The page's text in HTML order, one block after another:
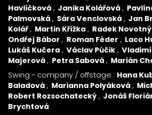
Havlíčková
Janika Kolářová
Palmovská
Sára Venclovská Jan
Kolář
Martin Křížka Radek Novotný
Ondřej Bábor
Roman Féder
Laco
Lukáš Kučera
Václav Púčik
Majerová
Petra Sabová
Marián
Swing - company / offstage : Hana
Baladová
Marianna Polyáková
Robert Rozsochatecký
Jonáš
Brychtová